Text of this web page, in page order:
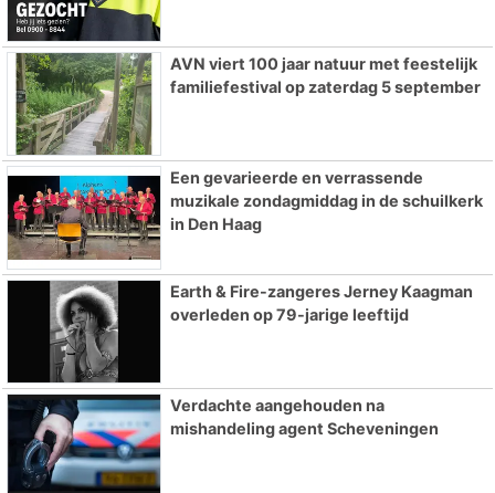
AVN viert 100 jaar natuur met feestelijk
familiefestival op zaterdag 5 september
Een gevarieerde en verrassende
muzikale zondagmiddag in de schuilkerk
in Den Haag
Earth & Fire-zangeres Jerney Kaagman
overleden op 79-jarige leeftijd
Verdachte aangehouden na
mishandeling agent Scheveningen